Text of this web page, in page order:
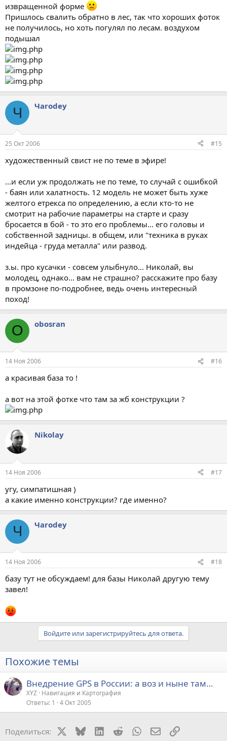
извращенной форме
Пришлось свалить обратно в лес, так что хороших фоток
не получилось, но хоть погулял по лесам. воздухом
подышал
Ч Чarodey
25 Окт 2006 #15
художественный свист не по теме в эфире!
...и если уж продолжать не по теме, то случай с ошибкой
- баян или халатность. 12 модель не может быть хуже
желтого етрекса по определению, а если кто-то не
смотрит на рабочие параметры на старте и сразу
бросается в бой - то это его проблемы... его головы и
собственной задницы. в общем, или "техника в руках
индейца - груда металла" или развод.
з.ы. про кусачки - совсем улыбнуло... Николай, вы
молодец, однако... вам не страшно? расскажите про базу
в промзоне по-подробнее, ведь очень интересный
поход!
O obosran
14 Ноя 2006 #16
а красивая база то !
а вот на этой фотке что там за жб конструкции ?
Nikolay
14 Ноя 2006 #17
угу, симпатишная )
а какие именно конструкции? где именно?
Ч Чarodey
14 Ноя 2006 #18
базу тут не обсуждаем! для базы Николай другую тему
завел!
Войдите или зарегистрируйтесь для ответа.
Похожие темы
Внедрение GPS в России: а воз и ныне там…
XYZ Навигация и Картография
Ответы 1 4 Окт 2005
Поделиться: BlueskyLinkedIn
RedditWhatsAppЭлектронная
Ссылка